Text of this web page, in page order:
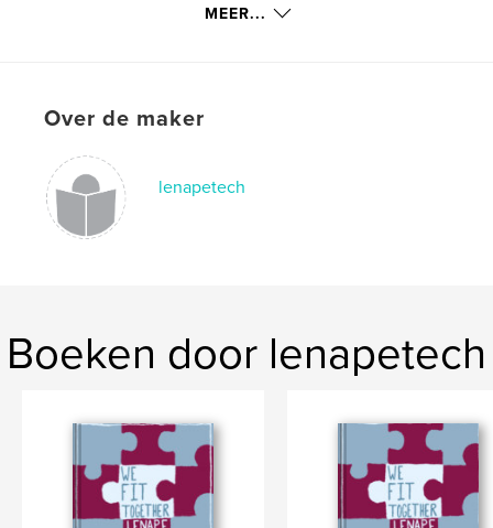
mei 13, 2026
Lenape Yearbook 2026
MEER...
Over de maker
lenapetech
Boeken door lenapetech